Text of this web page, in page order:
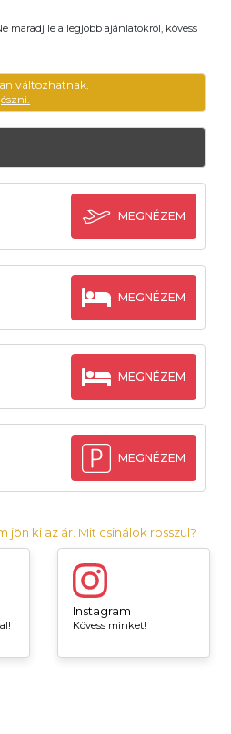
maradj le a legjobb ajánlatokról, kövess
változhatnak,
MEGNÉZEM
MEGNÉZEM
MEGNÉZEM
MEGNÉZEM
jön ki az ár. Mit csinálok rosszul?
Instagram
Kövess minket!